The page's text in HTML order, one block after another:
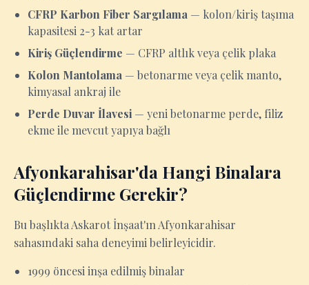
CFRP Karbon Fiber Sargılama — kolon/kiriş taşıma
kapasitesi 2-3 kat artar
Kiriş Güçlendirme — CFRP altlık veya çelik plaka
Kolon Mantolama — betonarme veya çelik manto,
kimyasal ankraj ile
Perde Duvar İlavesi — yeni betonarme perde, filiz
ekme ile mevcut yapıya bağlı
Afyonkarahisar'da Hangi Binalara
Güçlendirme Gerekir?
Bu başlıkta Askarot İnşaat'ın Afyonkarahisar
sahasındaki saha deneyimi belirleyicidir.
1999 öncesi inşa edilmiş binalar